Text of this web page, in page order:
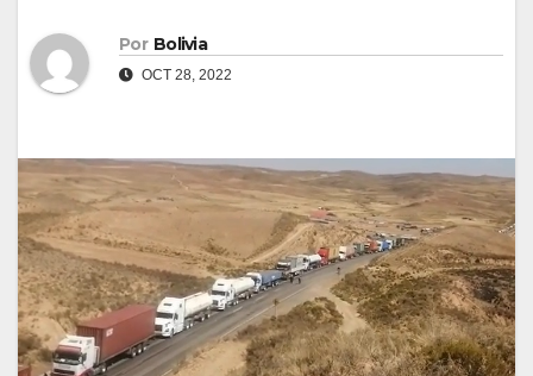
Por Bolivia
OCT 28, 2022